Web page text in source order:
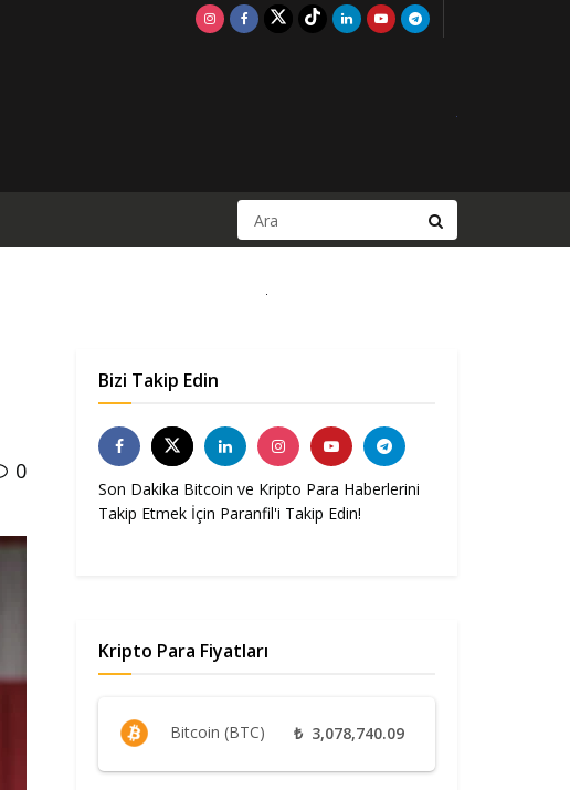
0
Bizi Takip Edin
Son Dakika Bitcoin ve Kripto Para Haberlerini
Takip Etmek İçin Paranfil'i Takip Edin!
Kripto Para Fiyatları
Bitcoin (BTC) ₺ 3,078,740.09